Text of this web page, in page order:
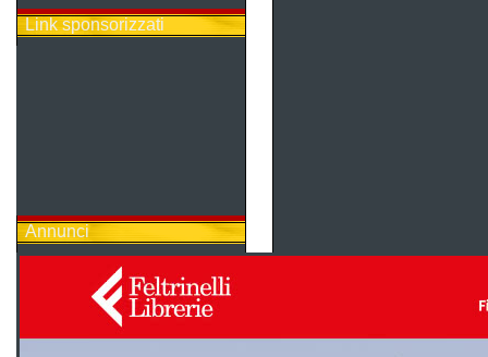
Link sponsorizzati
Annunci